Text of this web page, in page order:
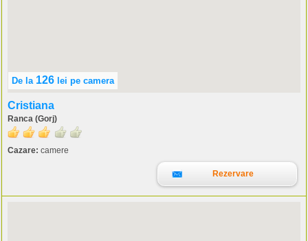
De la 126 lei pe camera
Cristiana
Ranca (Gorj)
Cazare: camere
Rezervare